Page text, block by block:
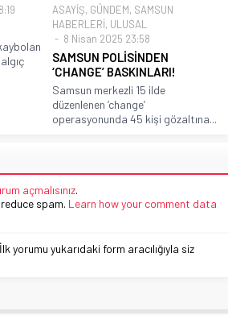
ASAYİŞ, GÜNDEM, SAMSUN
HABERLERİ, ULUSAL
8 Nisan 2025 23:58
SAMSUN POLİSİNDEN
‘CHANGE’ BASKINLARI!
Samsun merkezli 15 ilde
düzenlenen ‘change’
operasyonunda 45 kişi gözaltına...
açmalısınız.
spam. Learn how your comment data
yorumu yukarıdaki form aracılığıyla siz